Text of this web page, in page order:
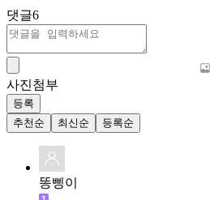
댓글6
사진첨부
등록
추천순
최신순 등록순
똥삥이